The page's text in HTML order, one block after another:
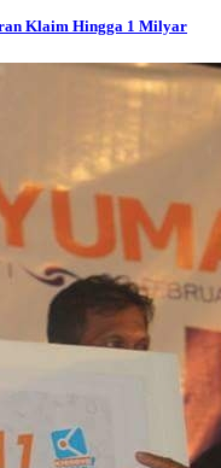
Klaim Hingga 1 Milyar